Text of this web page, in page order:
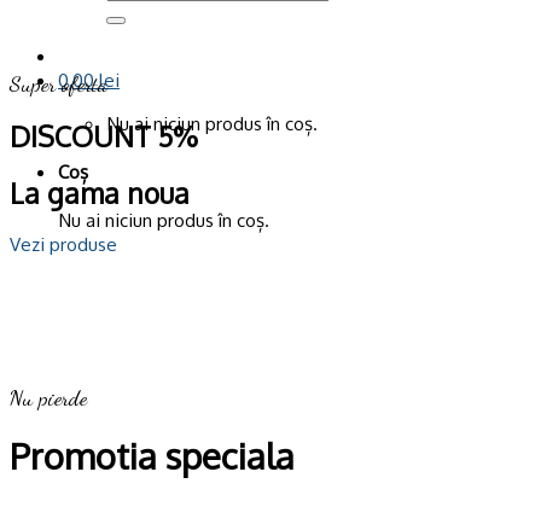
0,00lei
Nu ai niciun produs în coș.
Coș
Nu ai niciun produs în coș.
Super oferta
DISCOUNT 5%
La gama noua
Vezi produse
Nu pierde
Promotia speciala